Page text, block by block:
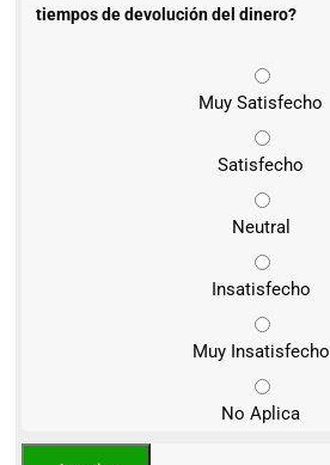
tiempos de devolución del dinero?
Muy Satisfecho
Satisfecho
Neutral
Insatisfecho
Muy Insatisfecho
No Aplica